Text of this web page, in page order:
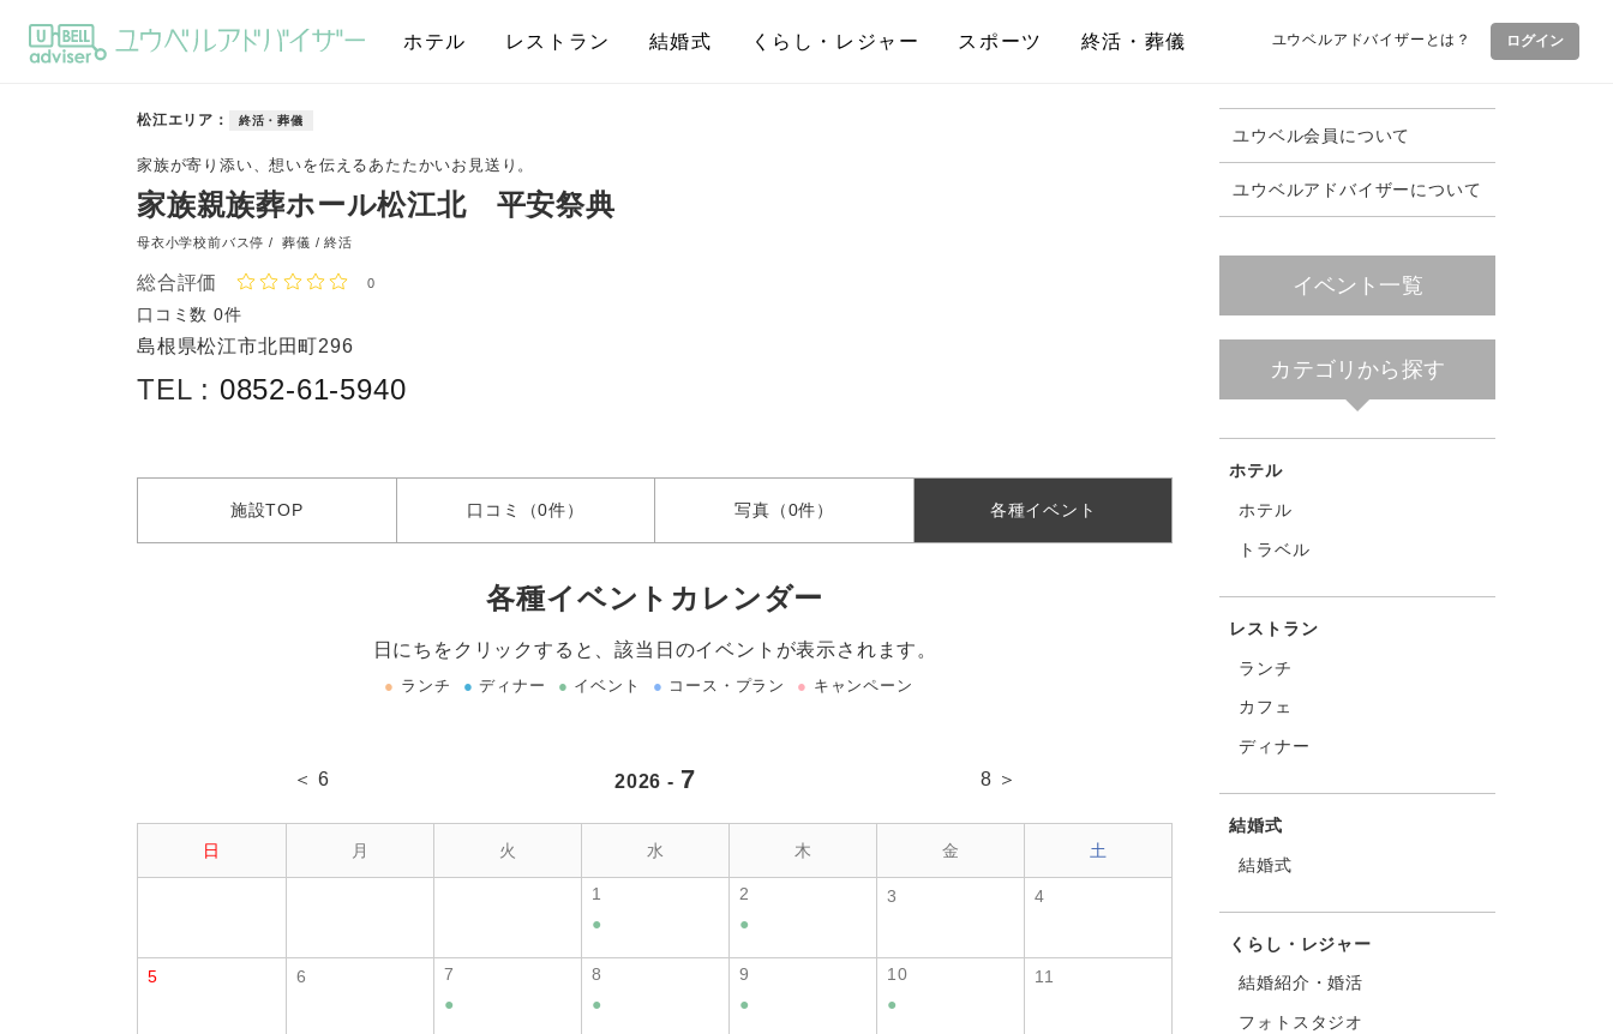
ホテル レストラン 結婚式 くらし・レジャー スポーツ 終活・葬儀 ユウベルアドバイザーとは？ ログイン
松江エリア 終活・葬儀
家族が寄り添い、想いを伝えるあたたかいお見送り。
家族親族葬ホール松江北 平安祭典
母衣小学校前バス停 /葬儀 / 終活
総合評価 0
口コミ数 0件
島根県松江市北田町296
TEL : 0852-61-5940
施設TOP 口コミ （0件） 写真 （0件） 各種イベント
各種イベントカレンダー
日にちをクリックすると、該当日のイベントが表示されます。
● ランチ ● ディナー ● イベント ● コース・プラン ● キャンペーン
＜ 6 2026 - 7 8 ＞
日 月 火 水 木 金 土
1
●
2
●
3 4
5 6
7
●
8
●
9
●
10
●
11
ユウベル会員について
ユウベルアドバイザーについて
イベント一覧
カテゴリから探す
ホテル
ホテル
トラベル
レストラン
ランチ
カフェ
ディナー
結婚式
結婚式
くらし・レジャー
結婚紹介・婚活
フォトスタジオ